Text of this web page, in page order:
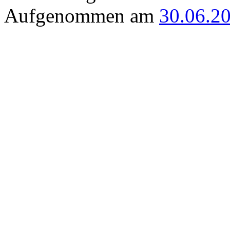
Aufgenommen am